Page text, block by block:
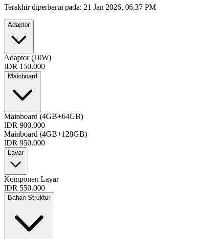
Terakhir diperbarui pada: 21 Jan 2026, 06.37 PM
Adaptor
Adaptor (10W)
IDR 150.000
Mainboard
Mainboard (4GB+64GB)
IDR 900.000
Mainboard (4GB+128GB)
IDR 950.000
Layar
Komponen Layar
IDR 550.000
Bahan Struktur